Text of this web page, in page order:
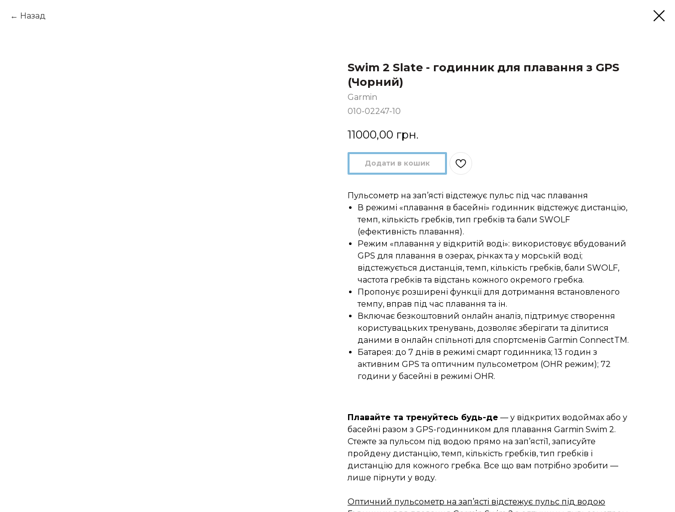
Назад
Swim 2 Slate - годинник для плавання з GPS
(Чорний)
Garmin
010-02247-10
11000,00 грн.
Додати в кошик
Пульсометр на зап’ясті відстежує пульс під час плавання
В режимі «плавання в басейні» годинник відстежує дистанцію,
темп, кількість гребків, тип гребків та бали SWOLF
(ефективність плавання).
Режим «плавання у відкритій воді»: використовує вбудований
GPS для плавання в озерах, річках та у морській воді;
відстежується дистанція, темп, кількість гребків, бали SWOLF,
частота гребків та відстань кожного окремого гребка.
Пропонує розширені функції для дотримання встановленого
темпу, вправ під час плавання та ін.
Включає безкоштовний онлайн аналіз, підтримує створення
користувацьких тренувань, дозволяє зберігати та ділитися
даними в онлайн спільноті для спортсменів Garmin ConnectTM.
Батарея: до 7 днів в режимі смарт годинника; 13 годин з
активним GPS та оптичним пульсометром (OHR режим); 72
години у басейні в режимі OHR.
Плавайте та тренуйтесь будь-де — у відкритих водоймах або у
басейні разом з GPS-годинником для плавання Garmin Swim 2.
Стежте за пульсом під водою прямо на зап’ясті1, записуйте
пройдену дистанцію, темп, кількість гребків, тип гребків і
дистанцію для кожного гребка. Все що вам потрібно зробити —
лише пірнути у воду.
Оптичний пульсометр на зап’ясті відстежує пульс під водою